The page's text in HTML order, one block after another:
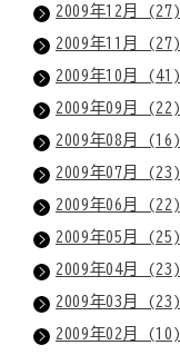
2009年12月 (27)
2009年11月 (27)
2009年10月 (41)
2009年09月 (22)
2009年08月 (16)
2009年07月 (23)
2009年06月 (22)
2009年05月 (25)
2009年04月 (23)
2009年03月 (23)
2009年02月 (10)